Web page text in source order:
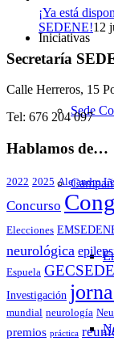
Iniciativas
Sede
¡Ya está
SEDENE!12
Secretaría
Calle Herreros, 15
Tel: 676 204 097
Hablamos de…
2022 2025 Alejandro
Concurso
Elecciones
neurológica
Espuela
Investigación
mundial neurología
premios práctica